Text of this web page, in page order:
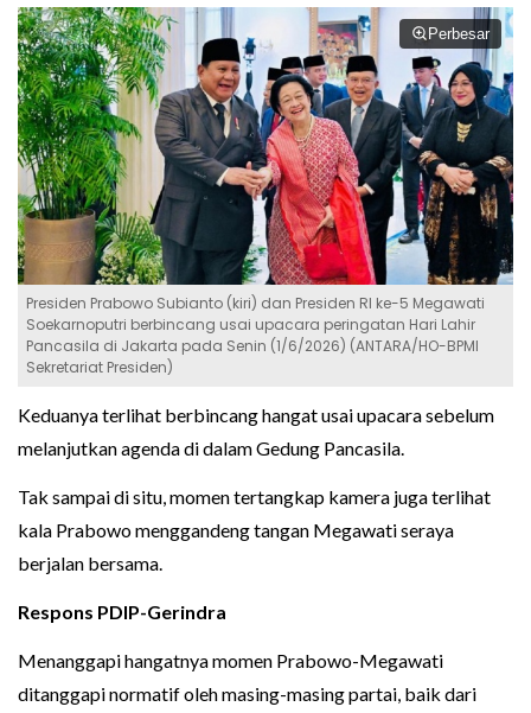
Perbesar
Presiden Prabowo Subianto (kiri) dan Presiden RI ke-5 Megawati
Soekarnoputri berbincang usai upacara peringatan Hari Lahir
Pancasila di Jakarta pada Senin (1/6/2026) (ANTARA/HO-BPMI
Sekretariat Presiden)
Keduanya terlihat berbincang hangat usai upacara sebelum
melanjutkan agenda di dalam Gedung Pancasila.
Tak sampai di situ, momen tertangkap kamera juga terlihat
kala Prabowo menggandeng tangan Megawati seraya
berjalan bersama.
Respons PDIP-Gerindra
Menanggapi hangatnya momen Prabowo-Megawati
ditanggapi normatif oleh masing-masing partai, baik dari